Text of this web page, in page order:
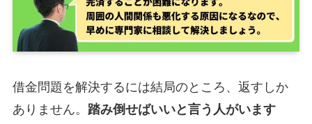
借金問題を解決するには結局のところ、返すしか
ありません。 踏み倒せばいいと言う人がいます